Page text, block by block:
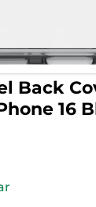
Back
16